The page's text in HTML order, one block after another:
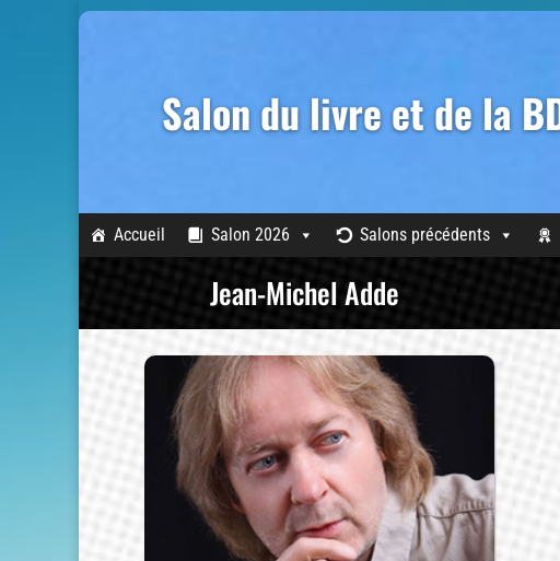
Salon du livre et de la
Accueil Salon 2026 Salons précédents
Jean-Michel Adde